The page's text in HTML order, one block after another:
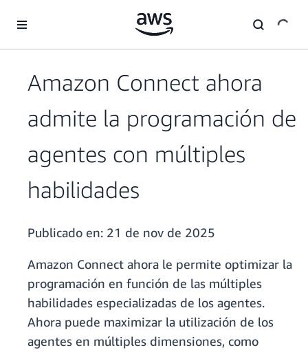
Amazon Connect ahora
admite la programación de
agentes con múltiples
habilidades
Publicado en: 21 de nov de 2025
Amazon Connect ahora le permite optimizar la
programación en función de las múltiples
habilidades especializadas de los agentes.
Ahora puede maximizar la utilización de los
agentes en múltiples dimensiones, como